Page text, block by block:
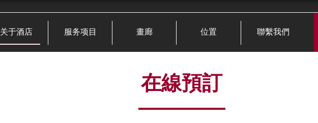
关于酒店 服务项目 畫廊 位置 聯繫我們
在線預訂